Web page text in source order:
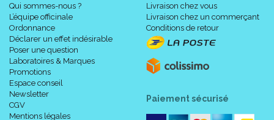
Qui sommes-nous ?
L’équipe officinale
Ordonnance
Déclarer un effet indésirable
Poser une question
Laboratoires & Marques
Promotions
Espace conseil
Newsletter
CGV
Mentions légales
Livraison chez vous
Livraison chez un commerçant
Conditions de retour
Paiement sécurisé